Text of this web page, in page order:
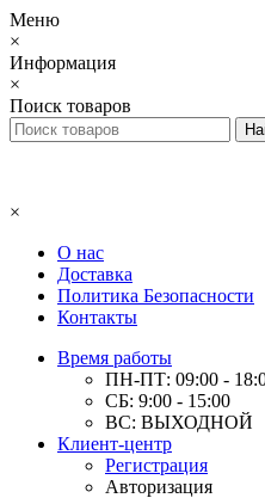
Меню
×
Информация
×
Поиск товаров
×
О нас
Доставка
Политика Безопасности
Контакты
Время работы
ПН-ПТ: 09:00 -
СБ: 9:00 - 15:00
ВС: ВЫХОДНОЙ
Клиент-центр
Регистрация
Авторизация